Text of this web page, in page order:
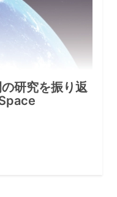
研究を振り返